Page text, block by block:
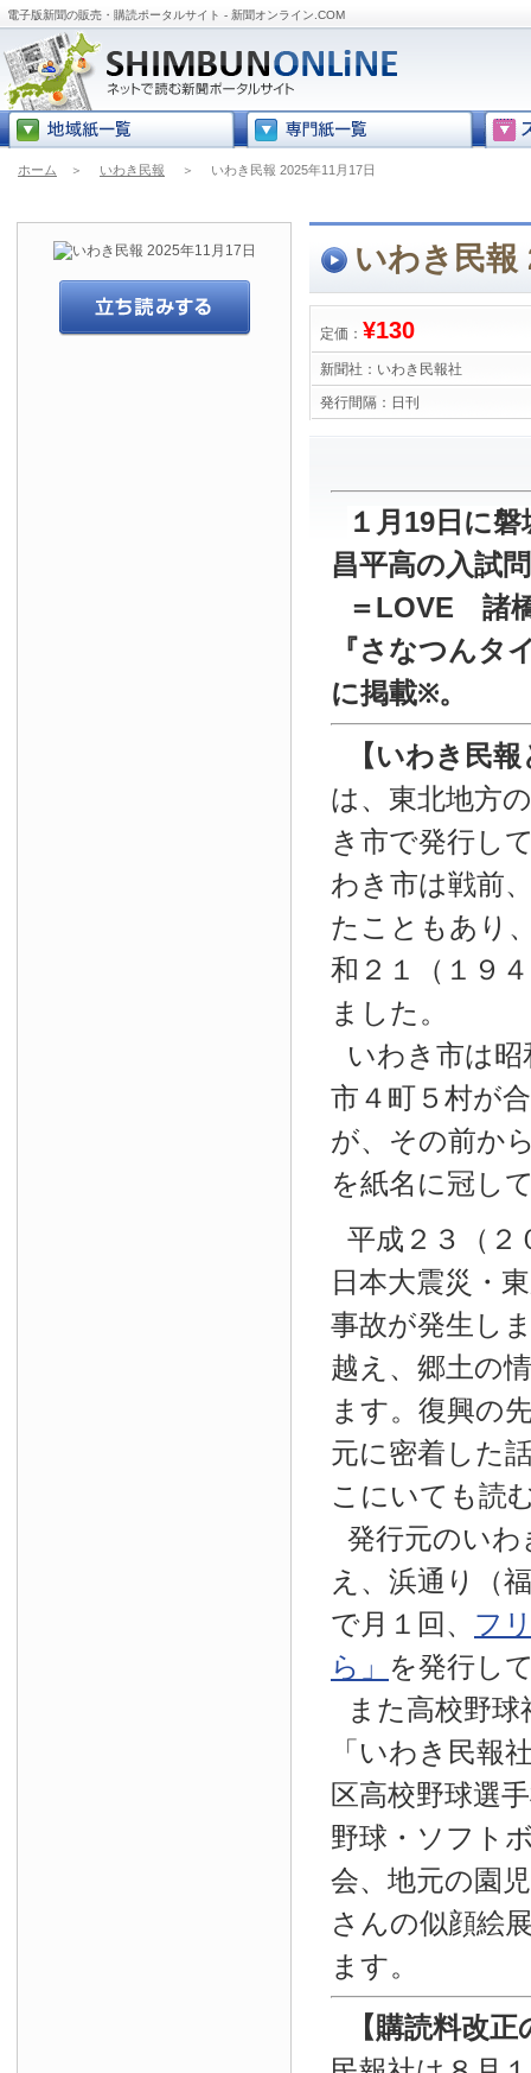
電子版新聞の販売・購読ポータルサイト - 新聞オンライン.COM
ホーム ＞ いわき民報 ＞ いわき民報 2025年11月17日
いわき民報
定価： ¥130
新聞社： いわき民報社
発行間隔： 日刊
１月19日に
昌平高の入試
＝LOVE 諸
『さなつんタ
に掲載※。
【いわき民
は、東北地方
き市で発行し
わき市は戦前
たこともあり
和２１（１９
ました。
いわき市は昭
市４町５村が
が、その前か
を紙名に冠し
平成２３（２
日本大震災・
事故が発生し
越え、郷土の
ます。復興の
元に密着した
こにいても読
発行元のいわ
え、浜通り（
で月１回、 フ
ら」 を発行し
また高校野
「いわき民報
区高校野球選
野球・ソフト
会、地元の園
さんの似顔絵
ます。
【購読料改正